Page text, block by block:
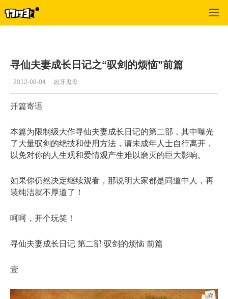
寻仙夫妻成长日记之“驭剑的烦恼”前篇
2012-08-04 凶牙鬼母
开篇寄语
本篇为限制级大作寻仙夫妻成长日记的第二部，其中曝光
了大量驭剑的绝技和使用方法，请未成年人士自行离开，
以免对你的人生观和爱情观产生难以磨灭的巨大影响。
如果你仍然决定继续观看，那说明大家都是同道中人，再
装纯洁就不厚道了！
呵呵，开个玩笑！
寻仙夫妻成长日记 第二部 驭剑的烦恼 前篇
壹